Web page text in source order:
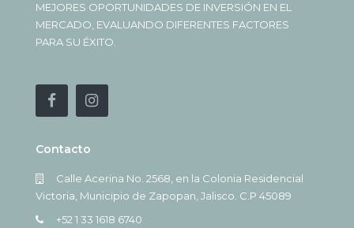
MEJORES OPORTUNIDADES DE INVERSIÓN EN EL
MERCADO, EVALUANDO DIFERENTES FACTORES
PARA SU ÉXITO.
Contacto
Calle Acerina No. 2568, en la Colonia Residencial
Victoria, Municipio de Zapopan, Jalisco. C.P 45089
+52 1 33 1618 6740